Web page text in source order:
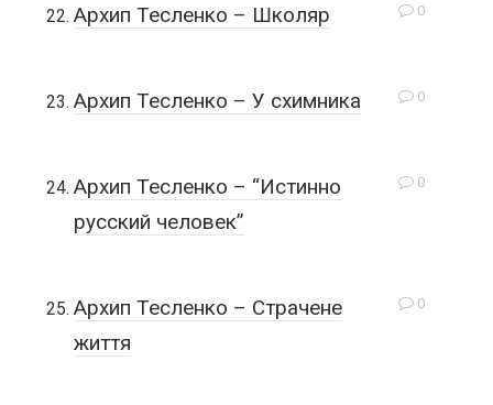
0
Архип Тесленко – Школяр
0
Архип Тесленко – У схимника
0
Архип Тесленко – “Истинно
русский человек”
0
Архип Тесленко – Страчене
життя